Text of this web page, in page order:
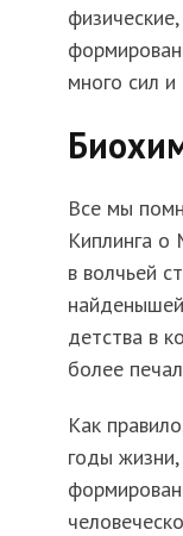
много сил и
Все мы
Киплинга о
в волчьей
детства в
более
Как
годы